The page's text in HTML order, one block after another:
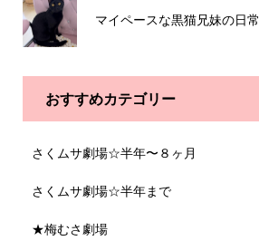
マイペースな黒猫兄妹の日常
おすすめカテゴリー
さくムサ劇場☆半年〜８ヶ月
さくムサ劇場☆半年まで
★梅むさ劇場